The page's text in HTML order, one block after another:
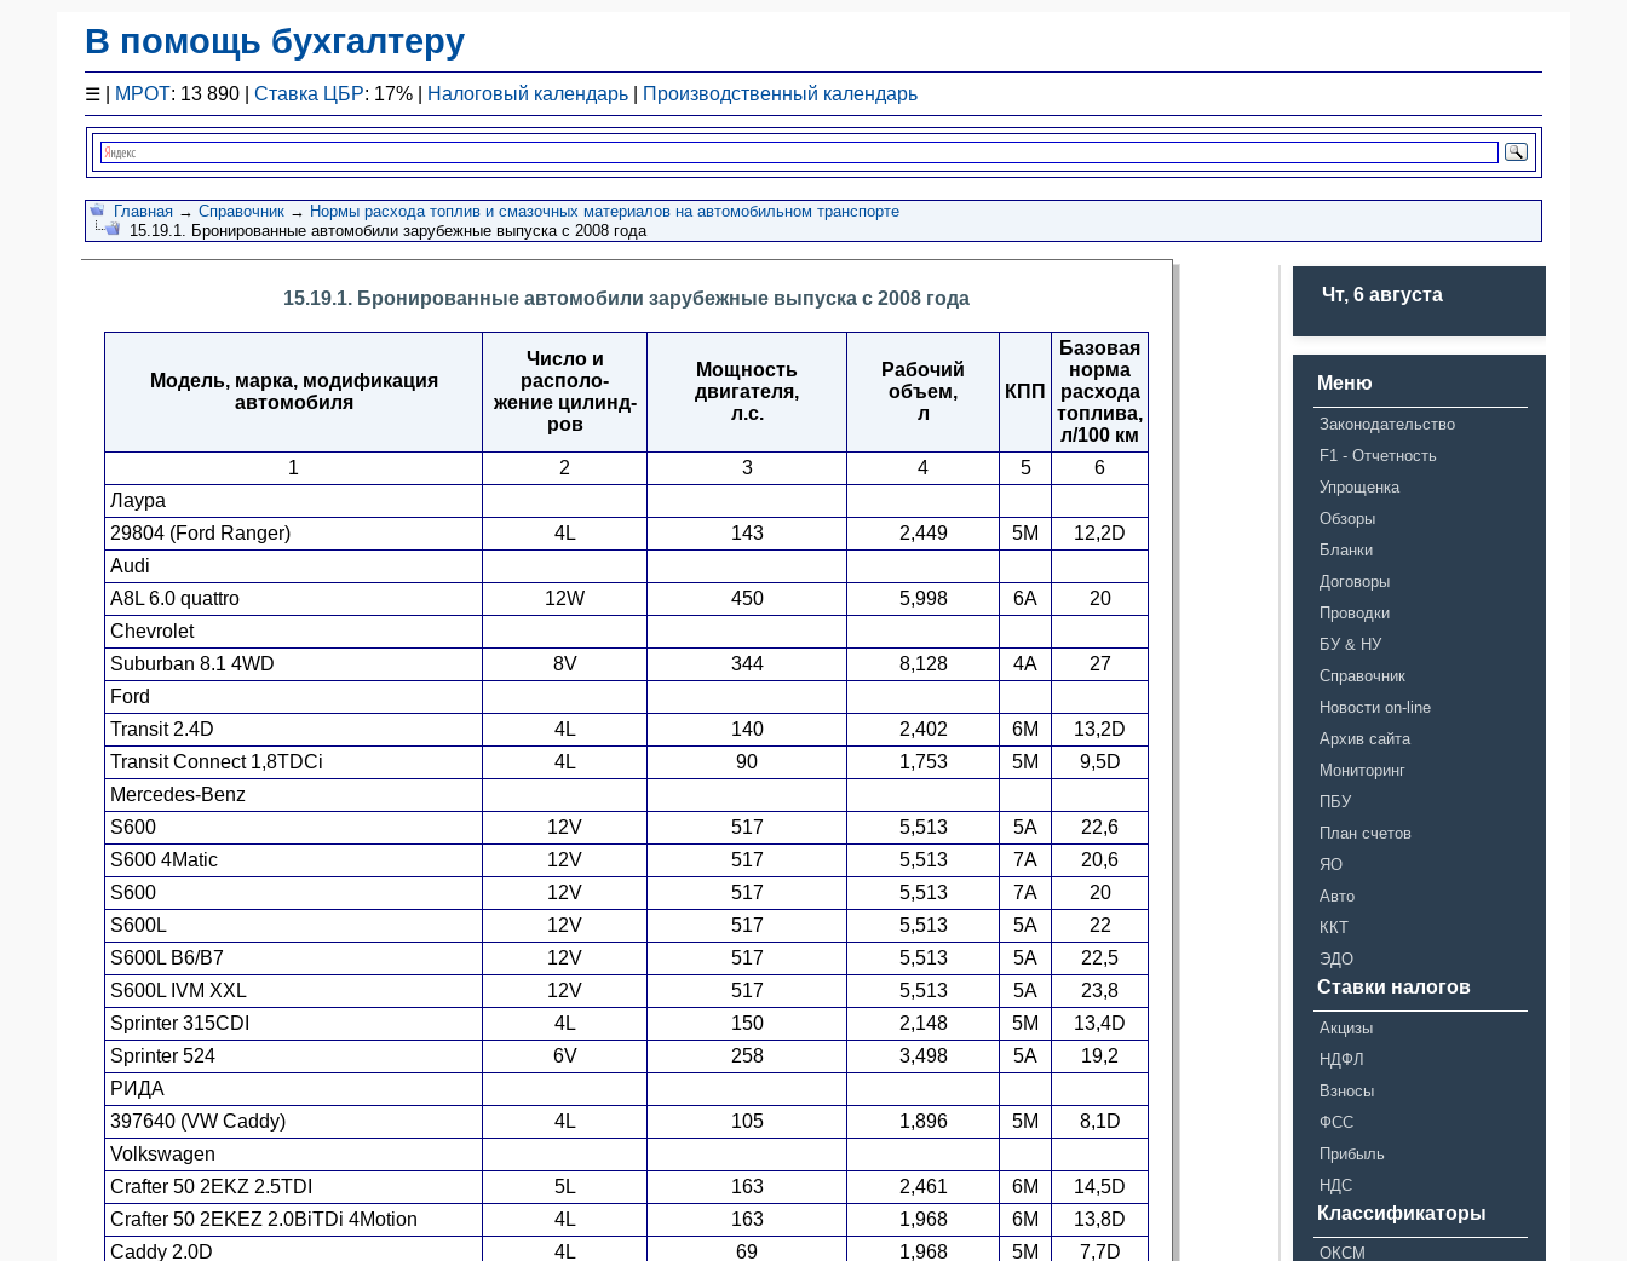
В помощь бухгалтеру
☰ МРОТ: 13 890 |Ставка ЦБР: 17% | Налоговый календарь Производственный календарь
Законодательство
F1 - Отчетность
План счетов
Справочник
Упрощенка
Договоры
Главная →Справочник → Нормы расхода топлив и смазочных материалов на автомобильном транспорте
15.19.1. Бронированные автомобили зарубежные выпуска с 2008 года
15.19.1. Бронированные автомобили зарубежные выпуска с 2008 года
Модель, марка, модификация
автомобиля
Число и
располо-
жение цилинд-
ров
Мощность
двигателя,
л.с.
Рабочий
объем,
л
КПП
Базовая
норма
расхода
топлива,
л/100 км
1
2 3 4 5
6
Лаура
29804 (Ford Ranger)
4L 143 2,449 5M
12,2D
Audi
A8L 6.0 quattro
12W 450 5,998 6A
20
Chevrolet
Suburban 8.1 4WD
8V 344 8,128 4A
27
Ford
Transit 2.4D
4L 140 2,402 6M
13,2D
Transit Connect 1,8TDCi
4L 90 1,753 5M
9,5D
Mercedes-Benz
S600
12V 517 5,513 5A
22,6
S600 4Matic
12V 517 5,513 7A
20,6
S600
12V 517 5,513 7A
20
S600L
12V 517 5,513 5A
22
S600L B6/B7
12V 517 5,513 5A
22,5
S600L IVM XXL
12V 517 5,513 5A
23,8
Sprinter 315CDI
4L 150 2,148 5M
13,4D
Sprinter 524
6V 258 3,498 5A
19,2
РИДА
397640 (VW Caddy)
4L 105 1,896 5M
8,1D
Volkswagen
Crafter 50 2EKZ 2.5TDI
5L 163 2,461 6M
14,5D
Crafter 50 2EKEZ 2.0BiTDi 4Motion
4L 163 1,968 6M
13,8D
Caddy 2.0D
4L 69 1,968 5M
7,7D
Чт, 6 августа
Меню
Законодательство
F1 - Отчетность
Упрощенка
Обзоры
Бланки
Договоры
Проводки
БУ & НУ
Справочник
Новости on-line
Архив сайта
Мониторинг
ПБУ
План счетов
ЯО
Авто
ККТ
ЭДО
Ставки налогов
Акцизы
НДФЛ
Взносы
ФСС
Прибыль
НДС
Классификаторы
ОКСМ